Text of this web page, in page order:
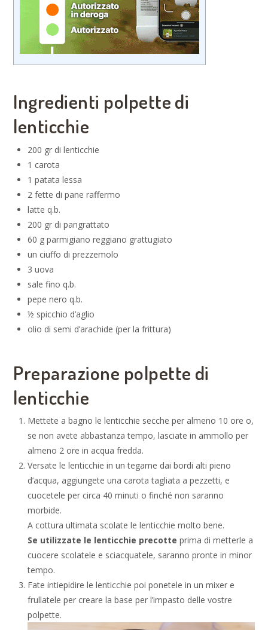
Ingredienti polpette di
lenticchie
200 gr di lenticchie
1 carota
1 patata lessa
2 fette di pane raffermo
latte q.b.
200 gr di pangrattato
60 g parmigiano reggiano grattugiato
un ciuffo di prezzemolo
3 uova
sale fino q.b.
pepe nero q.b.
½ spicchio d’aglio
olio di semi d’arachide (per la frittura)
Preparazione polpette di
lenticchie
Mettete a bagno le lenticchie secche per almeno 10 ore o,
se non avete abbastanza tempo, lasciate in ammollo per
almeno 2 ore in acqua fredda.
Versate le lenticchie in un tegame dai bordi alti pieno
d’acqua, aggiungete una carota tagliata a pezzetti, e
cuocetele per circa 40 minuti o finché non saranno
morbide.
A cottura ultimata scolate le lenticchie molto bene.
Se utilizzate le lenticchie precotte prima di metterle a
cuocere scolatele e sciacquatele, saranno pronte in minor
tempo.
Fate intiepidire le lenticchie poi ponetele in un mixer e
frullatele per creare la base per l’impasto delle vostre
polpette.